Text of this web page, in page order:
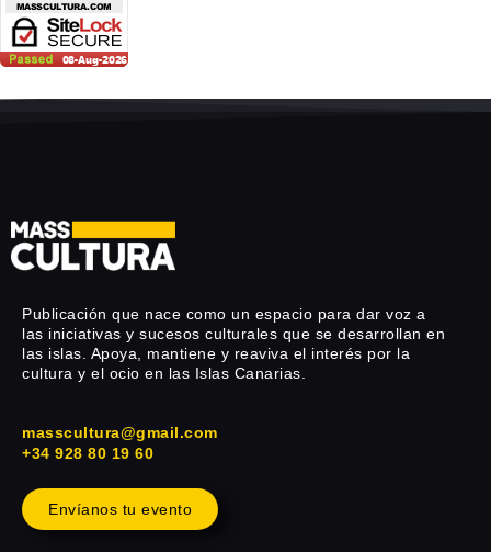
Publicación que nace como un espacio para dar voz a
las iniciativas y sucesos culturales que se desarrollan en
las islas. Apoya, mantiene y reaviva el interés por la
cultura y el ocio en las Islas Canarias.
masscultura@gmail.com
+34 928 80 19 60
Envíanos tu evento